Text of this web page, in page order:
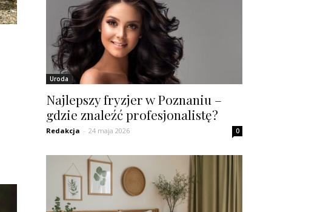
Uroda
Najlepszy fryzjer w Poznaniu –
gdzie znaleźć profesjonalistę?
Redakcja - 24 maja 2026 0